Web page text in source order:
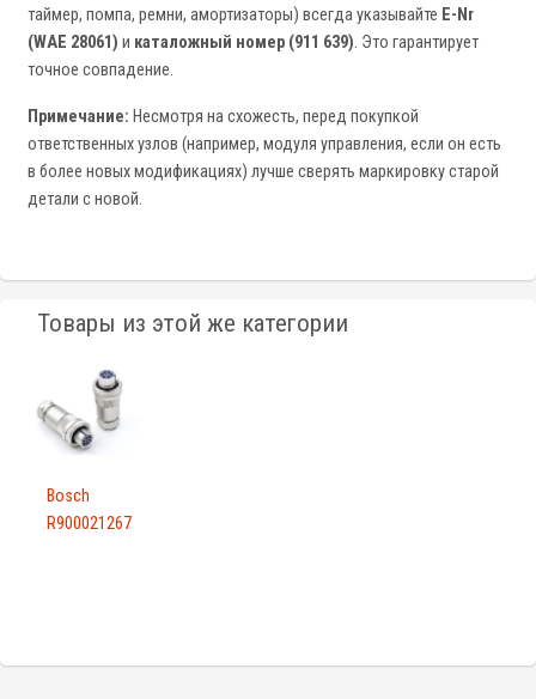
таймер, помпа, ремни, амортизаторы) всегда указывайте E-Nr
(WAE 28061) и каталожный номер (911 639). Это гарантирует
точное совпадение.
Примечание: Несмотря на схожесть, перед покупкой
ответственных узлов (например, модуля управления, если он есть
в более новых модификациях) лучше сверять маркировку старой
детали с новой.
Товары из этой же категории
Bosch
R900021267